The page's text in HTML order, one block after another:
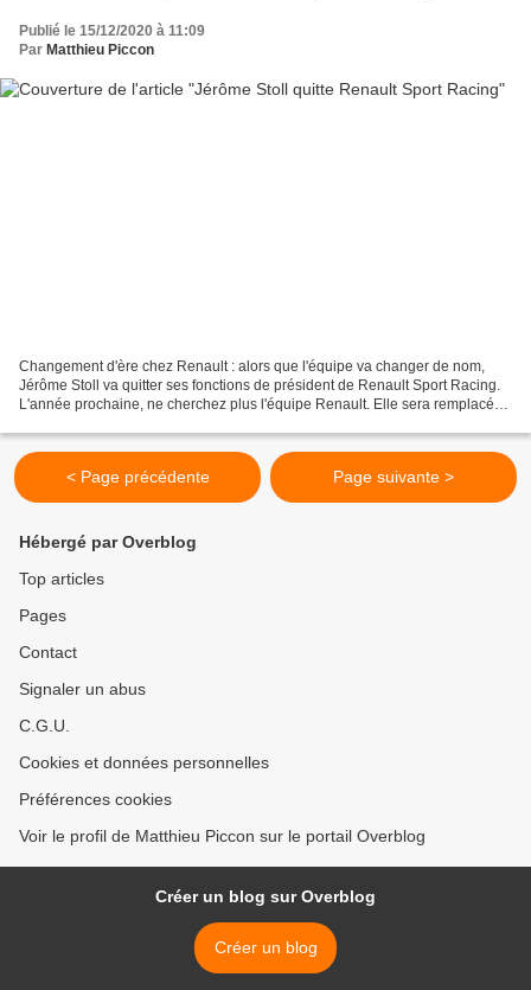
Publié le 15/12/2020 à 11:09
Par Matthieu Piccon
Changement d'ère chez Renault : alors que l'équipe va changer de nom,
Jérôme Stoll va quitter ses fonctions de président de Renault Sport Racing.
L'année prochaine, ne cherchez plus l'équipe Renault. Elle sera remplacée
< Page précédente Page suivante >
Hébergé par Overblog
Top articles
Pages
Contact
Signaler un abus
C.G.U.
Cookies et données personnelles
Préférences cookies
Voir le profil de Matthieu Piccon sur le portail Overblog
Créer un blog sur Overblog
Créer un blog